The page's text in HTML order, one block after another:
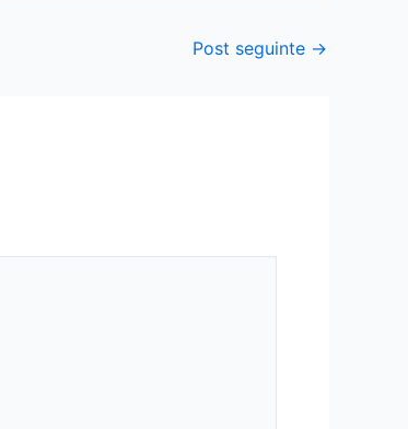
Post seguinte →